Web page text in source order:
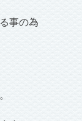
事の為